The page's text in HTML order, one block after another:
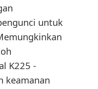
untuk
K225 -
keamanan